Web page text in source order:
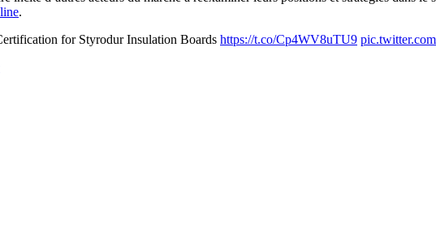
.
for Styrodur Insulation Boards https://t.co/Cp4WV8uTU9